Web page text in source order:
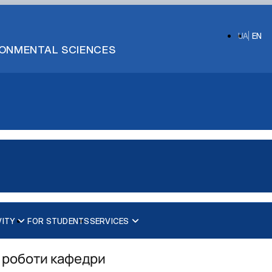
SCIENCES
EN
UA
та патологія відтворення тварин
Біотехнологія та генетика відтворення тварин
і патологія молочної залози
FOR STUDENTSSERVICES
ембріонів»
роботи кафедри